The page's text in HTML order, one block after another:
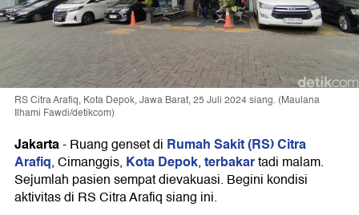
RS Citra Arafiq, Kota Depok, Jawa Barat, 25 Juli 2024 siang. (Maulana
Ilhami Fawdi/detikcom)
Jakarta-Ruang genset di Rumah Sakit (RS) Citra
Arafiq, Cimanggis, Kota Depok,terbakartadi malam.
Sejumlah pasien sempat dievakuasi. Begini kondisi
aktivitas di RS Citra Arafiq siang ini.